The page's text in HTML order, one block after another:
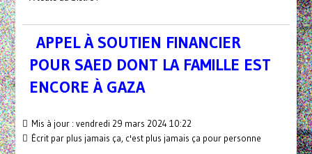
APPEL À SOUTIEN FINANCIER
POUR SAED DONT LA FAMILLE EST
ENCORE À GAZA
Mis à jour : vendredi 29 mars 2024 10:22
Écrit par plus jamais ça, c'est plus jamais ça pour personne